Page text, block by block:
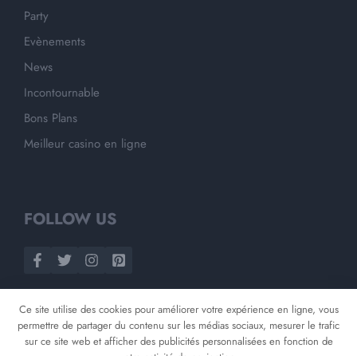
Party
Evènements
News
Incontournable
Bons Plans
Meilleur casino en ligne
FOLLOW US
Ce site utilise des cookies pour améliorer votre expérience en ligne, vous
permettre de partager du contenu sur les médias sociaux, mesurer le trafic
sur ce site web et afficher des publicités personnalisées en fonction de